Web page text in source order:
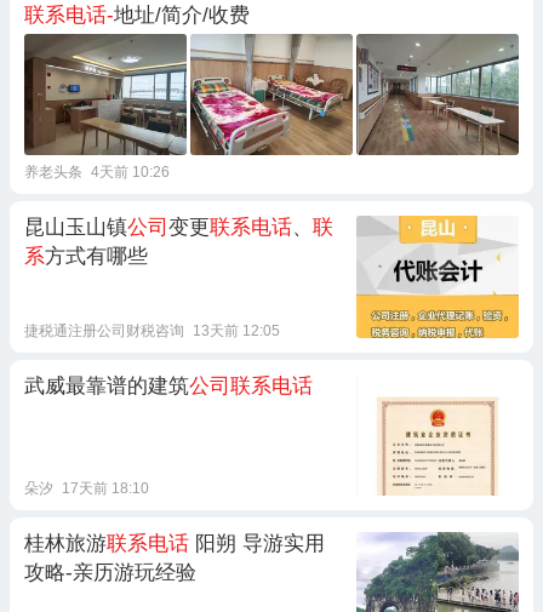
联系电话-地址/简介/收费
养老头条 4天前 10:26
昆山玉山镇公司 变更联系电话、 联
系方式有哪些
捷税通注册公司财税咨询 13天前 12:05
武威最靠谱的建筑公司联系电话
朵汐 17天前 18:10
桂林旅游联系电话 阳朔 导游实用
攻略-亲历游玩经验